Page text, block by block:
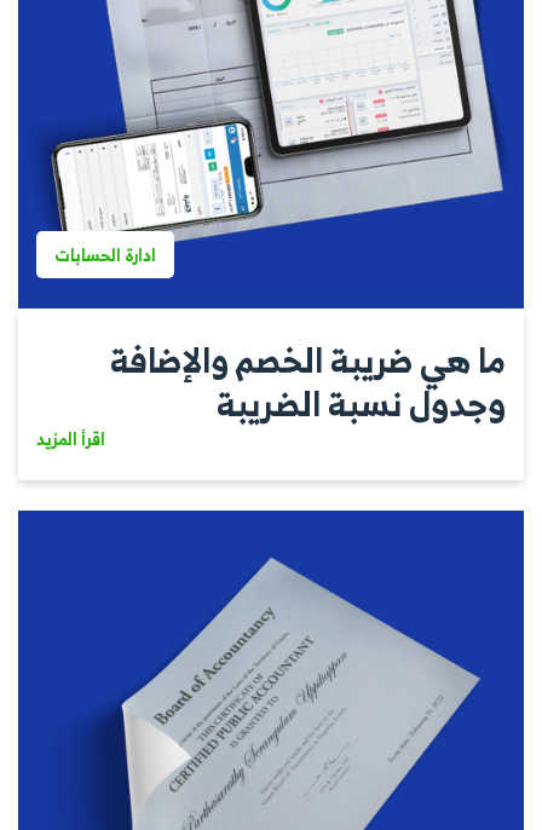
ادارة الحسابات
ما هي ضريبة الخصم والإضافة
وجدول نسبة الضريبة
اقرأ المزيد